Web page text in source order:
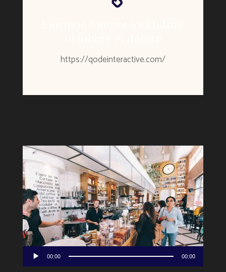
https://qodeinteractive.com/
Πρόγραμμα
Αναπαραγωγής
00:00 00:00